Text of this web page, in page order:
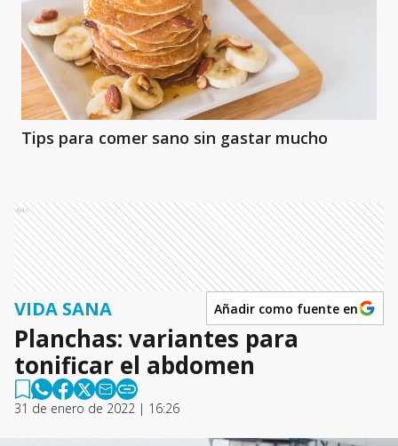
Tips para comer sano sin gastar mucho
Ads
VIDA SANA Añadir como fuente en
Planchas: variantes para
tonificar el abdomen
31 de enero de 2022 | 16:26